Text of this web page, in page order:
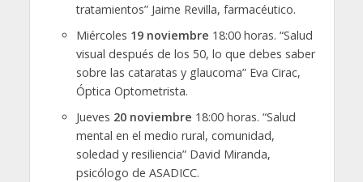
tratamientos” Jaime Revilla, farmacéutico.
Miércoles 19 noviembre 18:00 horas. “Salud
visual después de los 50, lo que debes saber
sobre las cataratas y glaucoma” Eva Cirac,
Óptica Optometrista.
Jueves 20 noviembre 18:00 horas. “Salud
mental en el medio rural, comunidad,
soledad y resiliencia” David Miranda,
psicólogo de ASADICC.